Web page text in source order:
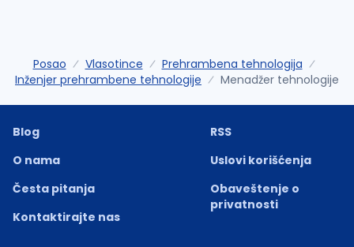
Posao Vlasotince
Prehrambena tehnologija
Inženjer prehrambene tehnologije
Menadžer tehnologije
Blog
O nama
Česta pitanja
Kontaktirajte nas
RSS
Uslovi korišćenja
Obaveštenje o
privatnosti